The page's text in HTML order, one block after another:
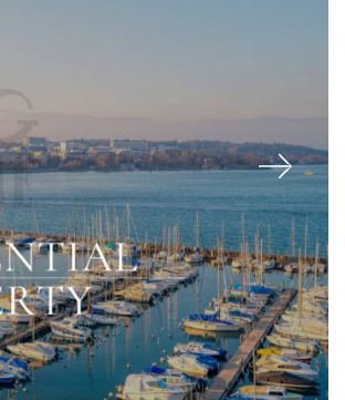
Next